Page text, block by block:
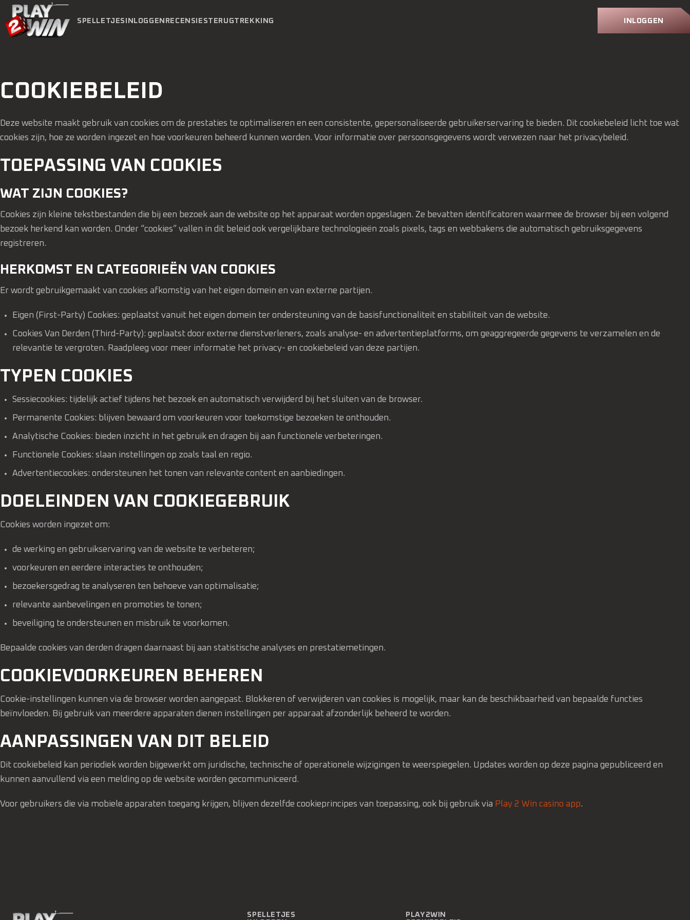
SPELLETJES INLOGGEN RECENSIESTERUGTREKKING INLOGGEN
COOKIEBELEID
Deze website maakt gebruik van cookies om de prestaties te optimaliseren en een consistente, gepersonaliseerde gebruikerservaring te bieden. Dit cookiebeleid licht toe wat
cookies zijn, hoe ze worden ingezet en hoe voorkeuren beheerd kunnen worden. Voor informatie over persoonsgegevens wordt verwezen naar het privacybeleid.
TOEPASSING VAN COOKIES
WAT ZIJN COOKIES?
Cookies zijn kleine tekstbestanden die bij een bezoek aan de website op het apparaat worden opgeslagen. Ze bevatten identificatoren waarmee de browser bij een volgend
bezoek herkend kan worden. Onder “cookies” vallen in dit beleid ook vergelijkbare technologieën zoals pixels, tags en webbakens die automatisch gebruiksgegevens
registreren.
HERKOMST EN CATEGORIEËN VAN COOKIES
Er wordt gebruikgemaakt van cookies afkomstig van het eigen domein en van externe partijen.
Eigen (First-Party) Cookies: geplaatst vanuit het eigen domein ter ondersteuning van de basisfunctionaliteit en stabiliteit van de website.
Cookies Van Derden (Third-Party): geplaatst door externe dienstverleners, zoals analyse- en advertentieplatforms, om geaggregeerde gegevens te verzamelen en de
relevantie te vergroten. Raadpleeg voor meer informatie het privacy- en cookiebeleid van deze partijen.
TYPEN COOKIES
Sessiecookies: tijdelijk actief tijdens het bezoek en automatisch verwijderd bij het sluiten van de browser.
Permanente Cookies: blijven bewaard om voorkeuren voor toekomstige bezoeken te onthouden.
Analytische Cookies: bieden inzicht in het gebruik en dragen bij aan functionele verbeteringen.
Functionele Cookies: slaan instellingen op zoals taal en regio.
Advertentiecookies: ondersteunen het tonen van relevante content en aanbiedingen.
DOELEINDEN VAN COOKIEGEBRUIK
Cookies worden ingezet om:
de werking en gebruikservaring van de website te verbeteren;
voorkeuren en eerdere interacties te onthouden;
bezoekersgedrag te analyseren ten behoeve van optimalisatie;
relevante aanbevelingen en promoties te tonen;
beveiliging te ondersteunen en misbruik te voorkomen.
Bepaalde cookies van derden dragen daarnaast bij aan statistische analyses en prestatiemetingen.
COOKIEVOORKEUREN BEHEREN
Cookie-instellingen kunnen via de browser worden aangepast. Blokkeren of verwijderen van cookies is mogelijk, maar kan de beschikbaarheid van bepaalde functies
beïnvloeden. Bij gebruik van meerdere apparaten dienen instellingen per apparaat afzonderlijk beheerd te worden.
AANPASSINGEN VAN DIT BELEID
Dit cookiebeleid kan periodiek worden bijgewerkt om juridische, technische of operationele wijzigingen te weerspiegelen. Updates worden op deze pagina gepubliceerd en
kunnen aanvullend via een melding op de website worden gecommuniceerd.
Voor gebruikers die via mobiele apparaten toegang krijgen, blijven dezelfde cookieprincipes van toepassing, ook bij gebruik via Play 2 Win casino app.
SPELLETJES
PLAY2WIN